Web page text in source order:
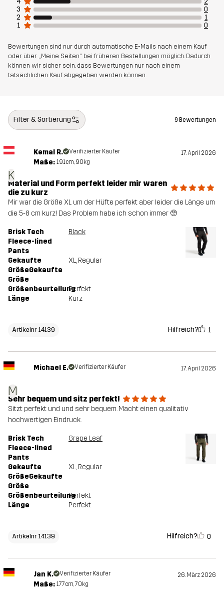
3
0
2
1
1
0
Bewertungen sind nur durch automatische E-Mails nach einem Kauf
oder über „Meine Seiten“ bei früheren Bestellungen möglich. Dadurch
können wir sicher sein, dass Bewertungen nur nach einem
tatsächlichen Kauf abgegeben werden können.
Filter & Sortierung 9 Bewertungen
K
Kemal R. Verifizierter Käufer 17. April 2026
Maße: 191cm, 90kg
Material und Form perfekt leider mir waren
die zu kurz
Mir war die Größe XL um der Hüfte perfekt aber leider die Länge um
die 5-8 cm kurz! Das Problem habe ich schon immer 🥺
Brisk Tech
Fleece-lined
Pants
Black
Gekaufte
GrößeGekaufte
Größe
XL, Regular
GrößenbeurteilungPerfekt
Länge
Kurz
Artikelnr 14139 Hilfreich? 1
M
Michael E. Verifizierter Käufer 17. April 2026
Sehr bequem und sitz perfekt!
Sitzt perfekt und und sehr bequem. Macht einen qualitativ
hochwertigen Eindruck.
Brisk Tech
Fleece-lined
Pants
Grape Leaf
Gekaufte
GrößeGekaufte
Größe
XL, Regular
GrößenbeurteilungPerfekt
Länge
Perfekt
Artikelnr 14139 Hilfreich? 0
Jan K. Verifizierter Käufer 26. März 2026
Maße: 177cm, 70kg